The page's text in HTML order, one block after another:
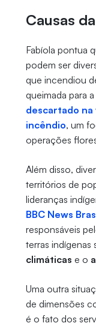
Causas
Fabíola pontua
podem ser
que incendiou
queimada para
descartado
incêndio, um
operações
Além disso,
territórios de
lideranças
BBC News
responsáveis
terras indígenas
climáticas e o
Uma outra
de dimensões
é o fato dos